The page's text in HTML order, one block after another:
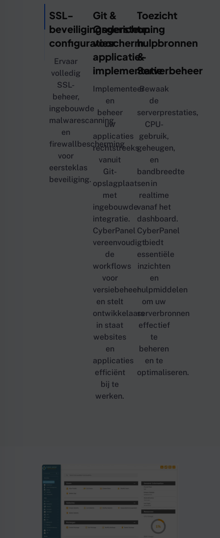
SSL-
beveiligingsgericht
configuratiescherm
Ervaar
volledig
SSL-
beheer,
ingebouwde
malwarescanning,
en
firewallbescherming
voor
eersteklas
beveiliging.
Git &
Ondersteuning
voor
applicatie-
implementatie
Implementeer
en
beheer
uw
applicaties
rechtstreeks
vanuit
Git-
opslagplaatsen
met
ingebouwde
integratie.
CyberPanel
vereenvoudigt
de
workflows
voor
versiebeheer
en stelt
ontwikkelaars
in staat
websites
en
applicaties
efficiënt
bij te
werken.
Toezicht
op
hulpbronnen
&
Serverbeheer
Bewaak
de
serverprestaties,
CPU-
gebruik,
geheugen,
en
bandbreedte
in
realtime
vanaf het
dashboard.
CyberPanel
biedt
essentiële
inzichten
en
hulpmiddelen
om uw
serverbronnen
effectief
te
beheren
en te
optimaliseren.